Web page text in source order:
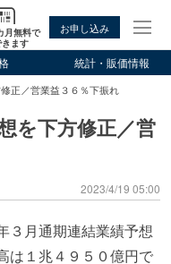
月無料で
ます
お申し込み
統計・販価情報
正／営業益３６％下振れ
を下方修正／営
2023/4/19 05:00
３月通期連結業績予想
は１兆４９５０億円で